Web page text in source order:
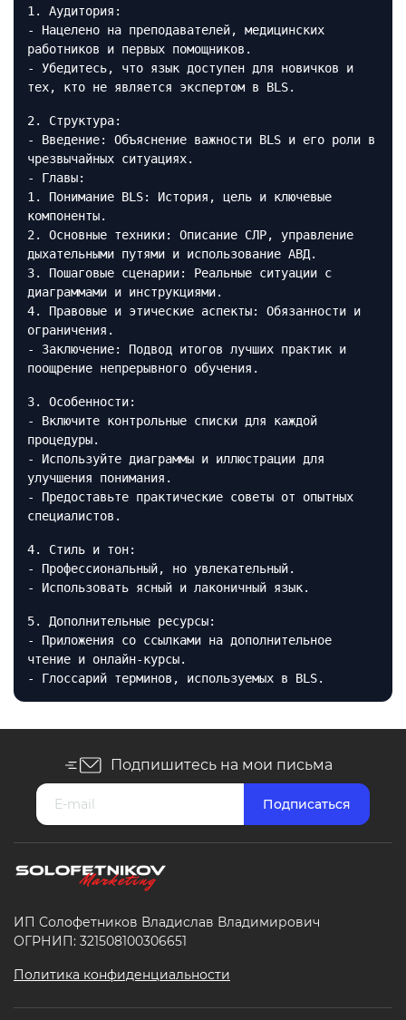
1. Аудитория:
- Нацелено на преподавателей, медицинских
работников и первых помощников.
- Убедитесь, что язык доступен для новичков и
тех, кто не является экспертом в BLS.
2. Структура:
- Введение: Объяснение важности BLS и его роли в
чрезвычайных ситуациях.
- Главы:
1. Понимание BLS: История, цель и ключевые
компоненты.
2. Основные техники: Описание СЛР, управление
дыхательными путями и использование АВД.
3. Пошаговые сценарии: Реальные ситуации с
диаграммами и инструкциями.
4. Правовые и этические аспекты: Обязанности и
ограничения.
- Заключение: Подвод итогов лучших практик и
поощрение непрерывного обучения.
3. Особенности:
- Включите контрольные списки для каждой
процедуры.
- Используйте диаграммы и иллюстрации для
улучшения понимания.
- Предоставьте практические советы от опытных
специалистов.
4. Стиль и тон:
- Профессиональный, но увлекательный.
- Использовать ясный и лаконичный язык.
5. Дополнительные ресурсы:
- Приложения со ссылками на дополнительное
чтение и онлайн-курсы.
- Глоссарий терминов, используемых в BLS.
Подпишитесь на мои письма
ИП Солофетников Владислав Владимирович
ОГРНИП: 321508100306651
Политика конфиденциальности